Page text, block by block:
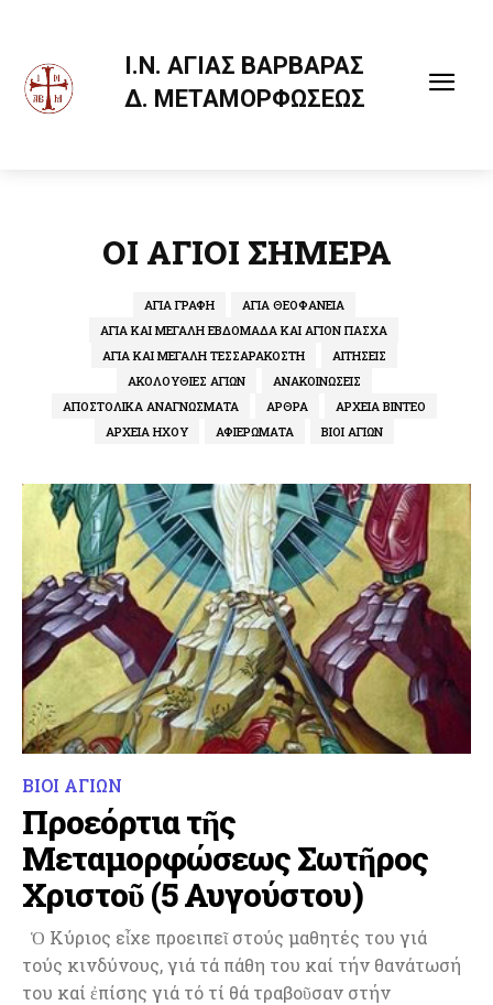
Ι.Ν. ΑΓΙΑΣ ΒΑΡΒΑΡΑΣ
Δ. ΜΕΤΑΜΟΡΦΩΣΕΩΣ
ΟΙ ΑΓΙΟΙ ΣΗΜΕΡΑ
ΑΓΙΑ ΓΡΑΦΗ
ΑΓΙΑ ΘΕΟΦΑΝΕΙΑ
ΑΓΙΑ ΚΑΙ ΜΕΓΑΛΗ ΕΒΔΟΜΑΔΑ ΚΑΙ ΑΓΙΟΝ ΠΑΣΧΑ
ΑΓΙΑ ΚΑΙ ΜΕΓΑΛΗ ΤΕΣΣΑΡΑΚΟΣΤΗ
ΑΙΤΉΣΕΙΣ
ΑΚΟΛΟΥΘΙΕΣ ΑΓΙΩΝ
ΑΝΑΚΟΙΝΩΣΕΙΣ
ΑΠΟΣΤΟΛΙΚΑ ΑΝΑΓΝΩΣΜΑΤΑ
ΑΡΘΡΑ
ΑΡΧΕΙΑ ΒΙΝΤΕΟ
ΑΡΧΕΙΑ ΗΧΟΥ
ΑΦΙΕΡΩΜΑΤΑ ΒΙΟΙ ΑΓΙΩΝ
ΒΙΟΙ ΑΓΙΩΝ
Προεόρτια τῆς
Μεταμορφώσεως Σωτῆρος
Χριστοῦ (5 Αυγούστου)
Ὁ Κύριος εἶχε προειπεῖ στούς μαθητές του γιά
τούς κινδύνους, γιά τά πάθη του καί τήν θανάτωσή
του καί ἐπίσης γιά τό τί θά τραβοῦσαν στήν